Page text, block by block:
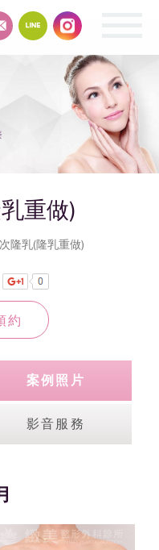
重做)
隆乳(隆乳重做)
約
案例照片
影音服務